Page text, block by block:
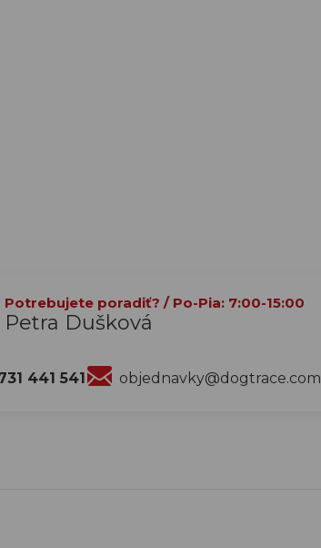
Potrebujete poradiť? / Po-Pia: 7:00-15:00
Petra Dušková
441 541 objednavky@dogtrace.com